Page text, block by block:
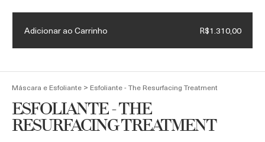
Ganhe Miniaturas Luxosas em todas as compras
(0)
Máscara e Esfoliante > Esfoliante - The Resurfacing Treatment
ESFOLIANTE - THE
RESURFACING TREATMENT
Adicionar ao Carrinho R$1.310,00